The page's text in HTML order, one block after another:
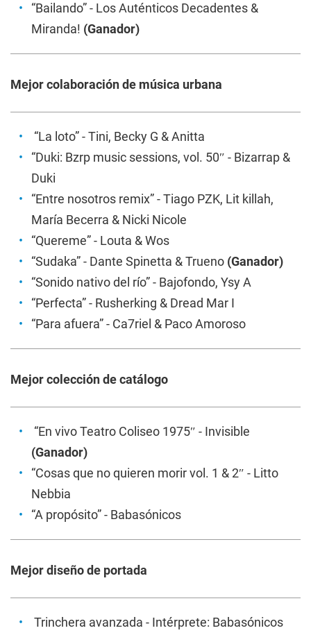
“Bailando” - Los Auténticos Decadentes &
Miranda! (Ganador)
Mejor colaboración de música urbana
“La loto” - Tini, Becky G & Anitta
“Duki: Bzrp music sessions, vol. 50″ - Bizarrap &
Duki
“Entre nosotros remix” - Tiago PZK, Lit killah,
María Becerra & Nicki Nicole
“Quereme” - Louta & Wos
“Sudaka” - Dante Spinetta & Trueno (Ganador)
“Sonido nativo del río” - Bajofondo, Ysy A
“Perfecta” - Rusherking & Dread Mar I
“Para afuera” - Ca7riel & Paco Amoroso
Mejor colección de catálogo
“En vivo Teatro Coliseo 1975″ - Invisible
(Ganador)
“Cosas que no quieren morir vol. 1 & 2″ - Litto
Nebbia
“A propósito” - Babasónicos
Mejor diseño de portada
Trinchera avanzada - Intérprete: Babasónicos